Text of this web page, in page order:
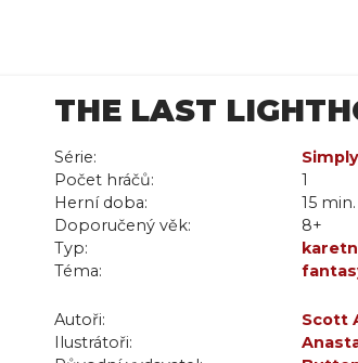
THE LAST
Série:
Počet hráčů:
1
Herní doba:
15 min.
Doporučený věk:
8+
Typ:
Téma:
Autoři:
Scott
Ilustrátoři: